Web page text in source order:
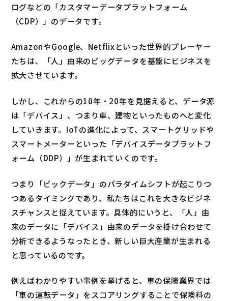
ログなどの「カスタマーデータプラットフォーム
（CDP）」のデータです。
AmazonやGoogle、Netflixといった世界的プレーヤー
たちは、「人」由来のビッグデータを基盤にビジネスを
拡大させています。
しかし、これからの10年・20年を見据えると、データ源
は「デバイス」、つまり車、建物といったものへと変化
していきます。IoTの進化によって、スマートグリッドや
スマートメーターといった「デバイスデータプラットフ
ォーム（DDP）」が生まれていくのです。
つまり「ビックデータ」のパラダイムシフトが起こりつ
つあるタイミングであり、私たちはこれを大きなビジネ
スチャンスと捉えています。具体的にいうと、「人」由
来のデータに「デバイス」由来のデータを掛け合わせて
分析できるようなったとき、新しい巨大産業が生まれる
と思っているのです。
例えばわかりやすい事例を挙げると、車の保険業界では
「車の運転データ」をスコアリングすることで保険料の